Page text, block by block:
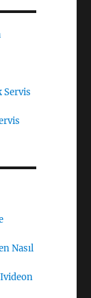
Nasıl
Ivideon